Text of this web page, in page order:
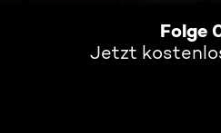
Folge
Jetzt